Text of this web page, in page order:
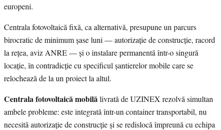
europeni.
Centrala fotovoltaică fixă, ca alternativă, presupune un parcurs
birocratic de minimum șase luni — autorizație de construcție, racord
la rețea, aviz ANRE — și o instalare permanentă într-o singură
locație, în contradicție cu specificul șantierelor mobile care se
relochează de la un proiect la altul.
Centrala fotovoltaică mobilă livrată de UZINEX rezolvă simultan
ambele probleme: este integrată într-un container transportabil, nu
necesită autorizație de construcție și se redislocă împreună cu echipa